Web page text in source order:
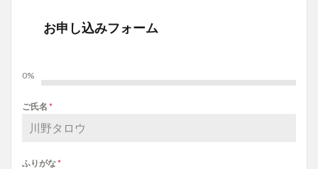
お申し込みフォーム
0%
ご氏名 *
ふりがな*